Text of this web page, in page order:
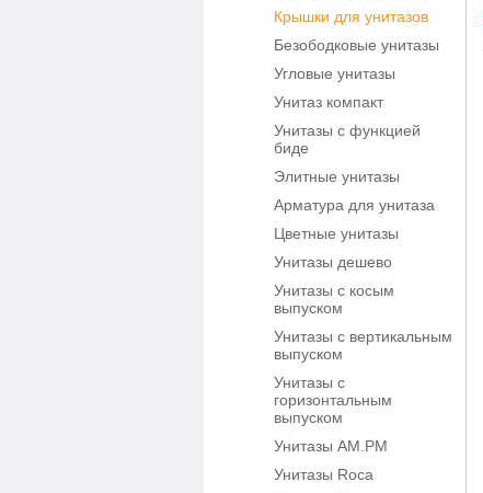
Крышки для унитазов
Безободковые унитазы
Угловые унитазы
Унитаз компакт
Унитазы с функцией
биде
Элитные унитазы
Арматура для унитаза
Цветные унитазы
Унитазы дешево
Унитазы с косым
выпуском
Унитазы с вертикальным
выпуском
Унитазы с
горизонтальным
выпуском
Унитазы AM.PM
Унитазы Roca